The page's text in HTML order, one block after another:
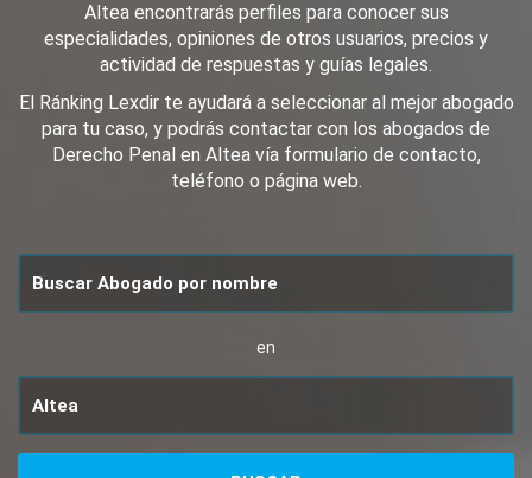
Altea encontrarás perfiles para conocer sus
especialidades, opiniones de otros usuarios, precios y
actividad de respuestas y guías legales.
El Ránking Lexdir te ayudará a seleccionar al mejor abogado
para tu caso, y podrás contactar con los abogados de
Derecho Penal en Altea vía formulario de contacto,
teléfono o página web.
en